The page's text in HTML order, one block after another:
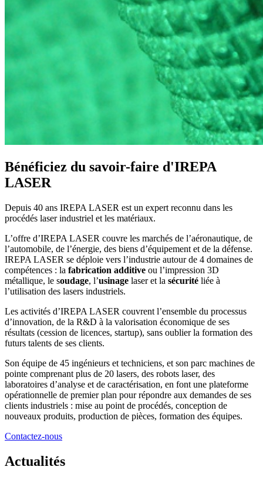
Bénéficiez du savoir-faire d'IREPA
LASER
Depuis 40 ans IREPA LASER est un expert reconnu dans les
procédés laser industriel et les matériaux.
L’offre d’IREPA LASER couvre les marchés de l’aéronautique, de
l’automobile, de l’énergie, des biens d’équipement et de la défense.
IREPA LASER se déploie vers l’industrie autour de 4 domaines de
compétences : la fabrication additive ou l’impression 3D
métallique, le soudage, l’usinage laser et la sécurité liée à
l’utilisation des lasers industriels.
Les activités d’IREPA LASER couvrent l’ensemble du processus
d’innovation, de la R&D à la valorisation économique de ses
résultats (cession de licences, startup), sans oublier la formation des
futurs talents de ses clients.
Son équipe de 45 ingénieurs et techniciens, et son parc machines de
pointe comprenant plus de 20 lasers, des robots laser, des
laboratoires d’analyse et de caractérisation, en font une plateforme
opérationnelle de premier plan pour répondre aux demandes de ses
clients industriels : mise au point de procédés, conception de
nouveaux produits, production de pièces, formation des équipes.
Contactez-nous
Actualités